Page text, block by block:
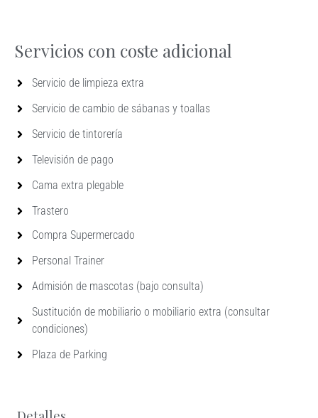
Servicios con coste adicional
Servicio de limpieza extra
Servicio de cambio de sábanas y toallas
Servicio de tintorería
Televisión de pago
Cama extra plegable
Trastero
Compra Supermercado
Personal Trainer
Admisión de mascotas (bajo consulta)
Sustitución de mobiliario o mobiliario extra (consultar
condiciones)
Plaza de Parking